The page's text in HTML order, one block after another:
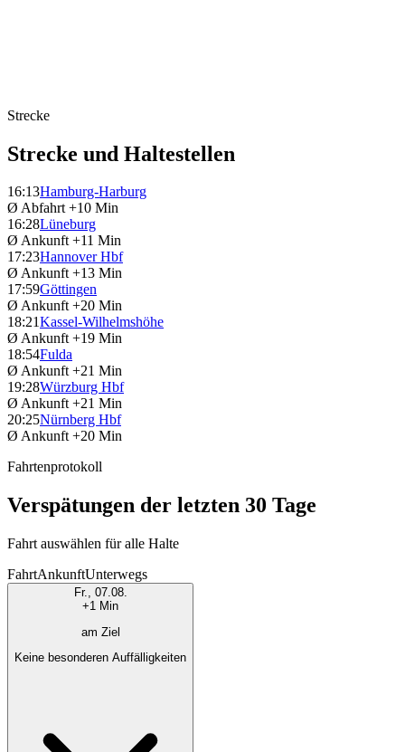
Strecke
Strecke und Haltestellen
16:13Hamburg-Harburg
Ø Abfahrt +10 Min
16:28Lüneburg
Ø Ankunft +11 Min
17:23Hannover Hbf
Ø Ankunft +13 Min
17:59Göttingen
Ø Ankunft +20 Min
18:21Kassel-Wilhelmshöhe
Ø Ankunft +19 Min
18:54Fulda
Ø Ankunft +21 Min
19:28Würzburg Hbf
Ø Ankunft +21 Min
20:25Nürnberg Hbf
Ø Ankunft +20 Min
Fahrtenprotokoll
Verspätungen der letzten 30 Tage
Fahrt auswählen für alle Halte
FahrtAnkunftUnterwegs
Fr., 07.08.
+1 Min
am Ziel
Keine besonderen Auffälligkeiten